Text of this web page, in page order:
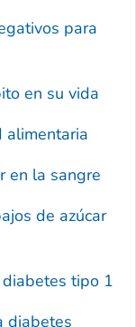
para
en su vida
alimentaria
en la sangre
de azúcar
tipo 1
diabetes